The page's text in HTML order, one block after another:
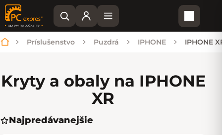
Domov
Príslušenstvo Puzdrá IPHONE IPHONE
Kryty a obaly na IPHONE
XR
Najpredávanejšie